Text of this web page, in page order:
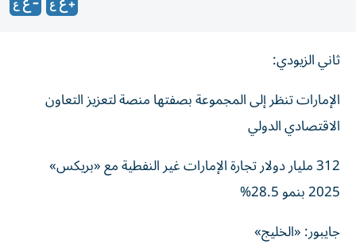
ثاني الزيودي:
الإمارات تنظر إلى المجموعة بصفتها منصة لتعزيز التعاون
الاقتصادي الدولي
312 مليار دولار تجارة الإمارات غير النفطية مع «بريكس»
2025 بنمو 28.5%
جايبور: «الخليج»